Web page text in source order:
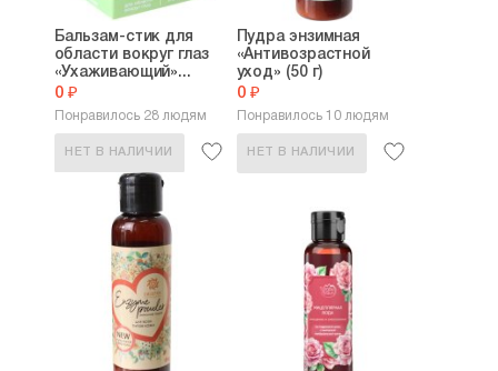
Бальзам-стик для
области вокруг глаз
«Ухаживающий»...
0 ₽
Понравилось 28 людям
НЕТ В НАЛИЧИИ
Пудра энзимная
«Антивозрастной
уход» (50 г)
0 ₽
Понравилось 10 людям
НЕТ В НАЛИЧИИ